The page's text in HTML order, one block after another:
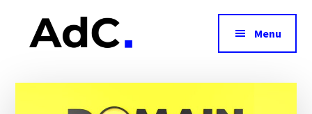
contenuto
Additional
menu
De
Marketing
Menu